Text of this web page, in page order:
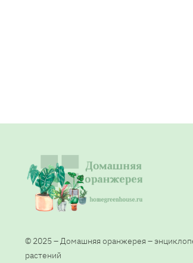
© 2025 – Домашняя оранжерея –
растений